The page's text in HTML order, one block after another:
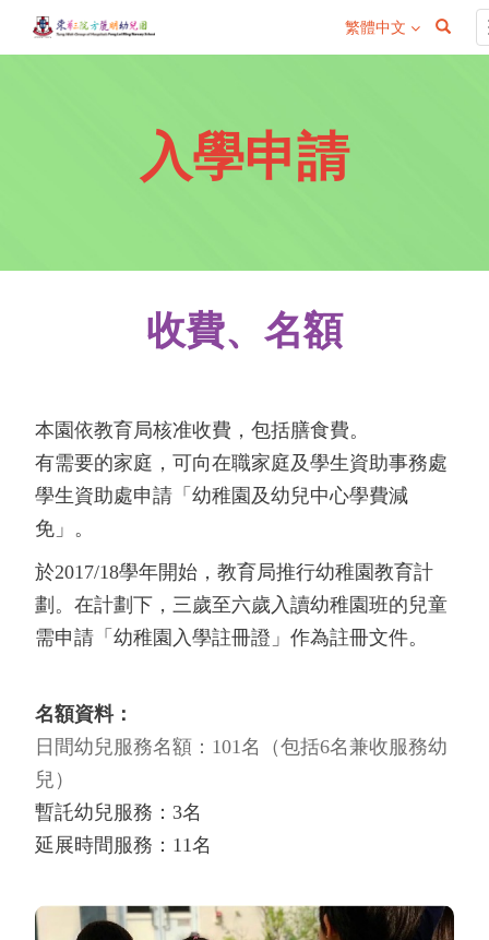
繁體中文
入學申請
收費、名額
本園依教育局核准收費，包括膳食費。
有需要的家庭，可向在職家庭及學生資助事務處
學生資助處申請「幼稚園及幼兒中心學費減
免」。
於2017/18學年開始，教育局推行幼稚園教育計
劃。在計劃下，三歲至六歲入讀幼稚園班的兒童
需申請「幼稚園入學註冊證」作為註冊文件。
名額資料：
日間幼兒服務名額：101名（包括6名兼收服務幼
兒）
暫託幼兒服務：3名
延展時間服務：11名